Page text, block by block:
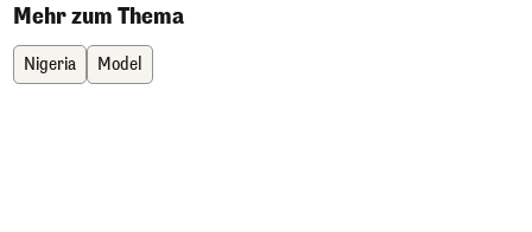
Mehr zum Thema
Nigeria Model